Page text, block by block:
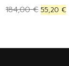
184,00€ 55,20 €